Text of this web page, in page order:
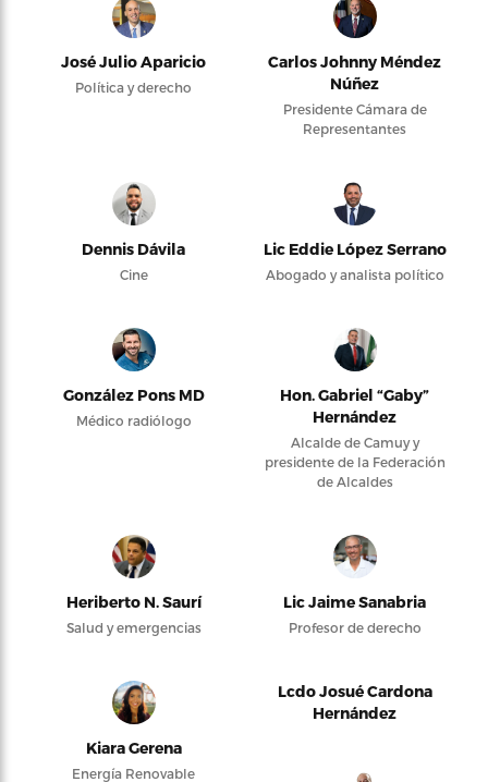
José Julio Aparicio
Política y derecho
Carlos Johnny Méndez
Núñez
Presidente Cámara de
Representantes
Dennis Dávila
Cine
Lic Eddie López Serrano
Abogado y analista político
González Pons MD
Médico radiólogo
Hon. Gabriel “Gaby”
Hernández
Alcalde de Camuy y
presidente de la Federación
de Alcaldes
Heriberto N. Saurí
Salud y emergencias
Lic Jaime Sanabria
Profesor de derecho
Kiara Gerena
Energía Renovable
Lcdo Josué Cardona
Hernández